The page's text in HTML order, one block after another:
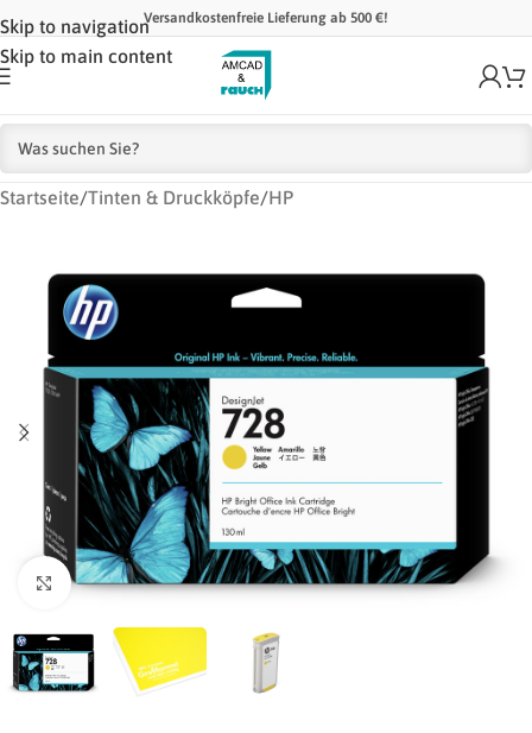
Skip to navigation
Skip to main content
Versandkostenfreie Lieferung ab 500 €!
Startseite/Tinten & Druckköpfe/HP
Zum Vergrößern klicken